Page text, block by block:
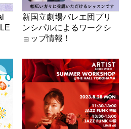
新国立劇場バレエ団プリ
ンシパルによるワークシ
ョップ情報！